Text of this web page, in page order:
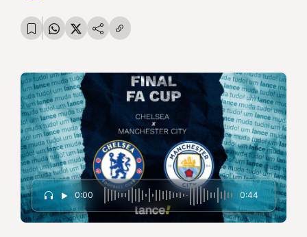
0:00 0:44